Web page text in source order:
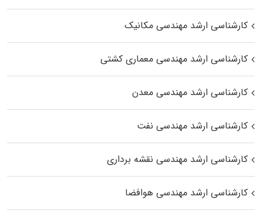
کارشناسی ارشد مهندسی مکانیک
کارشناسی ارشد مهندسی معماری کشتی
کارشناسی ارشد مهندسی معدن
کارشناسی ارشد مهندسی نفت
کارشناسی ارشد مهندسی نقشه برداری
کارشناسی ارشد مهندسی هوافضا